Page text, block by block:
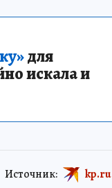
для
искала и
Источник: kp.ru